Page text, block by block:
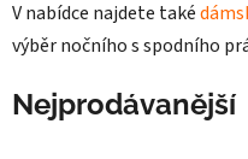
V nabídce najdete také
výběr nočního s spodního
Nejprodávanější